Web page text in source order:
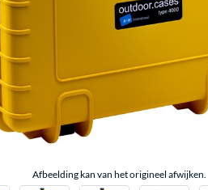
Afbeelding kan van het origineel afwijken.